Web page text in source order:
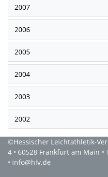
2007
2006
2005
2004
2003
2002
©Hessischer Leichtathletik-
4 • 60528 Frankfurt am Main
• info@hlv.de